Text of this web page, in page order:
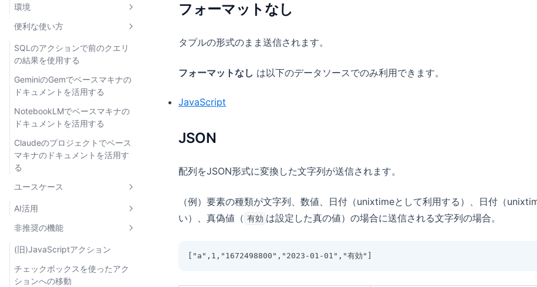
プロジェクトユーザーの管理
グループ
プロジェクトの作成・更新
通知設定
監査ログ
CSVファイル出力
ストリーミング
Amazon S3
SAML SSO
多要素認証（MFA）
IPアドレス制限
認証ポリシー
環境
環境とは
開発環境
環境別のデータソース設定
環境別の利用制限
環境別のIPアドレス制限
便利な使い方
SQLのアクションで前のクエリ
の結果を使用する
GeminiのGemでベースマキナの
ドキュメントを活用する
NotebookLMでベースマキナの
ドキュメントを活用する
Claudeのプロジェクトでベース
マキナのドキュメントを活用す
る
ユースケース
AI活用
AIプラットフォームへの接続
サポート対応時のユーザーサマ
コンテンツの審査自動化
非推奨の機能
(旧)JavaScriptアクション
チェックボックスを使ったアク
ションへの移動
フォーマットなし
タプルの形式のまま送信されます。
フォーマットなし は以下のデータソースでのみ利用できます。
JavaScript
JSON
配列をJSON形式に変換した文字列が送信されます。
（例）要素の種類が文字列、数値、日付（unixtimeとして利用する）、日付（
い）、真偽値（ 有効 は設定した真の値）の場合に送信される文字列の場合。
["a",1,"1672498800","2023-01-01","有効"]